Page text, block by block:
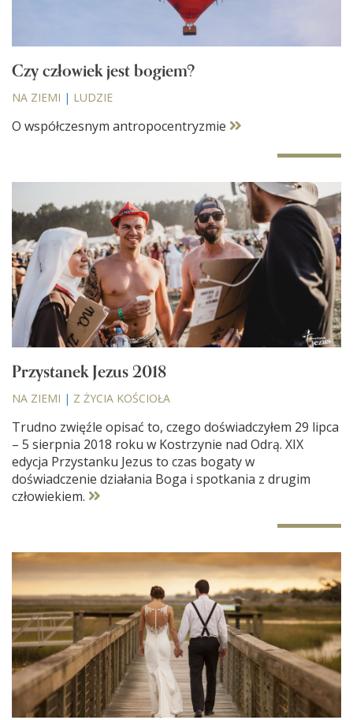
Czy człowiek jest bogiem?
NA ZIEMI | LUDZIE
O współczesnym antropocentryzmie
Przystanek Jezus 2018
NA ZIEMI | Z ŻYCIA KOŚCIOŁA
Trudno zwięźle opisać to, czego doświadczyłem 29 lipca
– 5 sierpnia 2018 roku w Kostrzynie nad Odrą. XIX
edycja Przystanku Jezus to czas bogaty w
doświadczenie działania Boga i spotkania z drugim
człowiekiem.